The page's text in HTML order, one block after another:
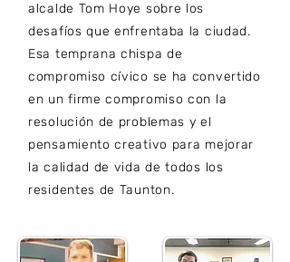
alcalde Tom Hoye sobre los
desafíos que enfrentaba la ciudad.
Esa temprana chispa de
compromiso cívico se ha convertido
en un firme compromiso con la
resolución de problemas y el
pensamiento creativo para mejorar
la calidad de vida de todos los
residentes de Taunton.